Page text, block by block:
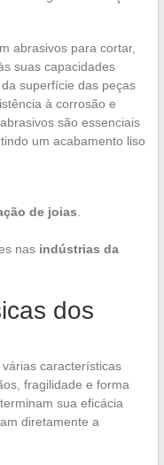
abrasivos para cortar,
suas capacidades
superfície das peças
à corrosão e
são essenciais
um acabamento liso
de joias
nas indústrias da
dos
características
fragilidade e forma
sua eficácia
diretamente a